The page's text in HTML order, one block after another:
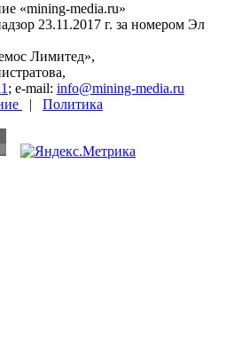
«mining-media.ru»
23.11.2017 г. за номером Эл
Лимитед»,
; e-mail: info@mining-media.ru
| Политика